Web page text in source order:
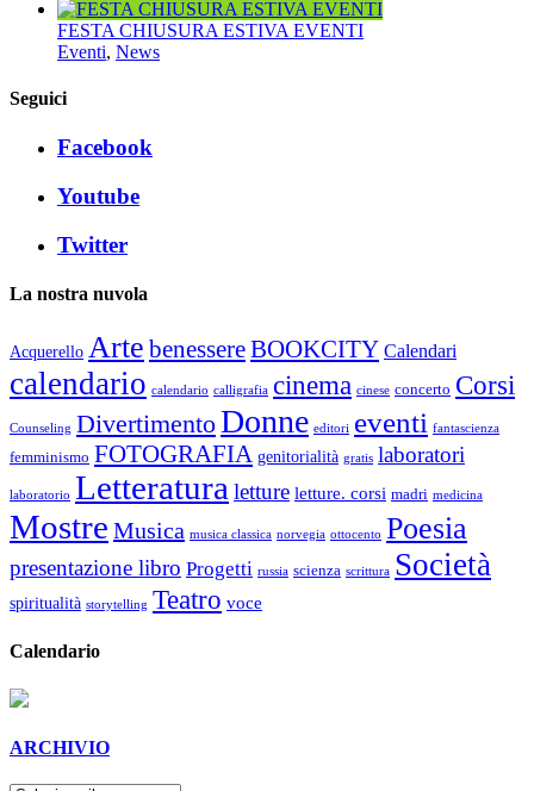
FESTA CHIUSURA ESTIVA EVENTI
Eventi, News
Seguici
Facebook
Youtube
Twitter
La nostra nuvola
Acquerello Arte benessereBOOKCITY Calendari
calendario calendario calligrafia cinema cinese concerto Corsi
Counseling DivertimentoDonne editori eventi fantascienza
femminismo FOTOGRAFIA genitorialità gratis laboratori
laboratorio Letteratura letture letture. corsi madri medicina
Mostre Musica musica classica norvegia ottocento Poesia
presentazione libro Progetti russia scienza scrittura Società
spiritualità storytelling Teatro voce
Calendario
ARCHIVIO